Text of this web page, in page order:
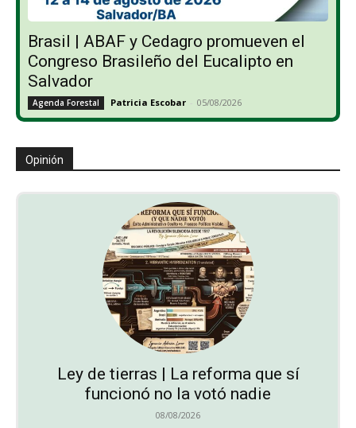
Brasil | ABAF y Cedagro promueven el
Congreso Brasileño del Eucalipto en
Salvador
Agenda Forestal Patricia Escobar - 05/08/2026
Opinión
Ley de tierras | La reforma que sí
funcionó no la votó nadie
08/08/2026